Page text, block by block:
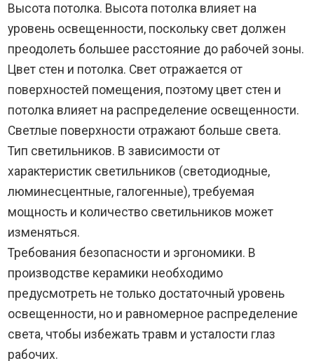
Высота потолка. Высота потолка влияет на
уровень освещенности, поскольку свет должен
преодолеть большее расстояние до рабочей зоны.
Цвет стен и потолка. Свет отражается от
поверхностей помещения, поэтому цвет стен и
потолка влияет на распределение освещенности.
Светлые поверхности отражают больше света.
Тип светильников. В зависимости от
характеристик светильников (светодиодные,
люминесцентные, галогенные), требуемая
мощность и количество светильников может
изменяться.
Требования безопасности и эргономики. В
производстве керамики необходимо
предусмотреть не только достаточный уровень
освещенности, но и равномерное распределение
света, чтобы избежать травм и усталости глаз
рабочих.